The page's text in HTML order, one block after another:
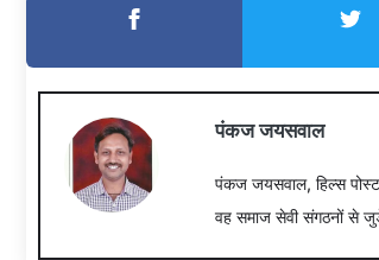
पंकज जयसवाल
पंकज जयसवाल, हिल्स पोस्ट
वह समाज सेवी संगठनों से